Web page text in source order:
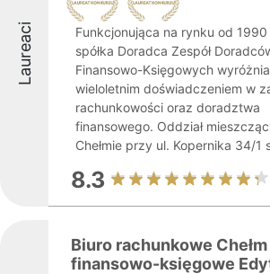
Laureaci
Funkcjonująca na rynku od 1990
spółka Doradca Zespół
Finansowo-Księgowych
wieloletnim doświadczeniem w
rachunkowości oraz doradztwa
finansowego. Oddział
Chełmie przy ul. Kopernika 34/1
8.3
Biuro rachunkowe Chełm
finansowo-księgowe